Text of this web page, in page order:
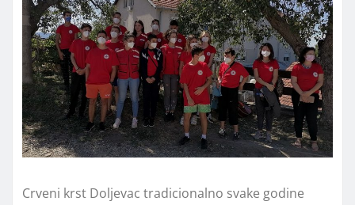
Crveni krst Doljevac tradicionalno svake godine